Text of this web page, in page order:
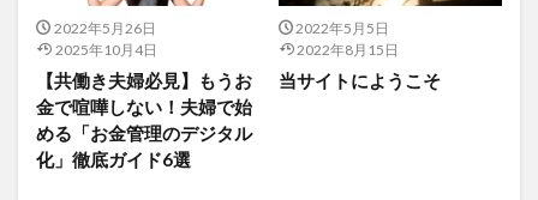
2022年5月26日
2025年10月4日
【共働き夫婦必見】もうお
金で喧嘩しない！夫婦で始
める「お金管理のデジタル
化」徹底ガイド6選
2022年5月5日
2022年8月15日
当サイトにようこそ